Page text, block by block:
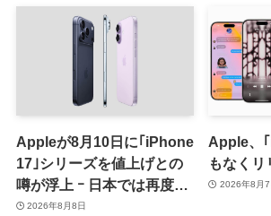
Appleが8月10日に｢iPhone
17｣シリーズを値上げとの
噂が浮上 ｰ 日本では再度値
上げの可能性も?!
2026年8月8日
Apple、
もなくリ
2026年8月7